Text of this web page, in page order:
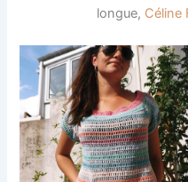
longue, Céline